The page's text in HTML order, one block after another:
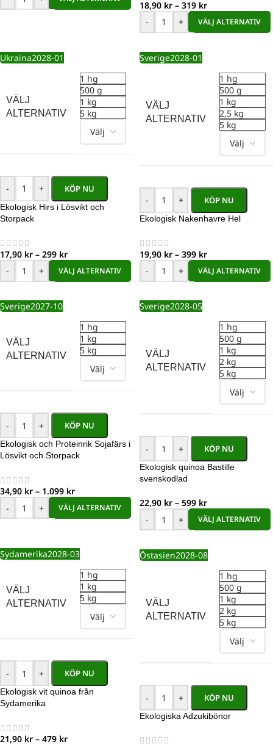
18,90 kr – 319 kr
-
+ VÄLJ ALTERNATIV
Ukraina2028-01
VÄLJ
ALTERNATIV
1 hg
500 g
1 kg
5 kg
- + KÖP NU
Ekologisk Hirs i Lösvikt och
Storpack
17,90 kr – 299 kr
-
+ VÄLJ ALTERNATIV
Sverige2028-01
VÄLJ
ALTERNATIV
1 hg
500 g
1 kg
2,5 kg
5 kg
- + KÖP NU
Ekologisk Nakenhavre Hel
19,90 kr – 399 kr
-
+ VÄLJ ALTERNATIV
Sverige2027-10
VÄLJ
ALTERNATIV
1 hg
1 kg
5 kg
- + KÖP NU
Ekologisk och Proteinrik Sojafärs i
Lösvikt och Storpack
34,90 kr – 1.099 kr
-
+ VÄLJ ALTERNATIV
Sverige2028-05
VÄLJ
ALTERNATIV
1 hg
500 g
1 kg
2 kg
5 kg
- + KÖP NU
Ekologisk quinoa Bastille
svenskodlad
22,90 kr – 599 kr
-
+ VÄLJ ALTERNATIV
Sydamerika2028-03
VÄLJ
ALTERNATIV
1 hg
1 kg
5 kg
- + KÖP NU
Ekologisk vit quinoa från
Sydamerika
21,90 kr – 479 kr
Östasien2028-08
VÄLJ
ALTERNATIV
1 hg
500 g
1 kg
2 kg
5 kg
- + KÖP NU
Ekologiska Adzukibönor